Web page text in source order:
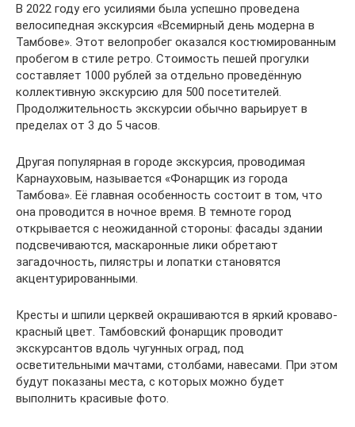
В 2022 году его усилиями была успешно проведена
велосипедная экскурсия «Всемирный день модерна в
Тамбове». Этот велопробег оказался костюмированным
пробегом в стиле ретро. Стоимость пешей прогулки
составляет 1000 рублей за отдельно проведённую
коллективную экскурсию для 500 посетителей.
Продолжительность экскурсии обычно варьирует в
пределах от 3 до 5 часов.
Другая популярная в городе экскурсия, проводимая
Карнауховым, называется «Фонарщик из города
Тамбова». Её главная особенность состоит в том, что
она проводится в ночное время. В темноте город
открывается с неожиданной стороны: фасады здании
подсвечиваются, маскаронные лики обретают
загадочность, пилястры и лопатки становятся
акцентурированными.
Кресты и шпили церквей окрашиваются в яркий кроваво-
красный цвет. Тамбовский фонарщик проводит
экскурсантов вдоль чугунных оград, под
осветительными мачтами, столбами, навесами. При этом
будут показаны места, с которых можно будет
выполнить красивые фото.